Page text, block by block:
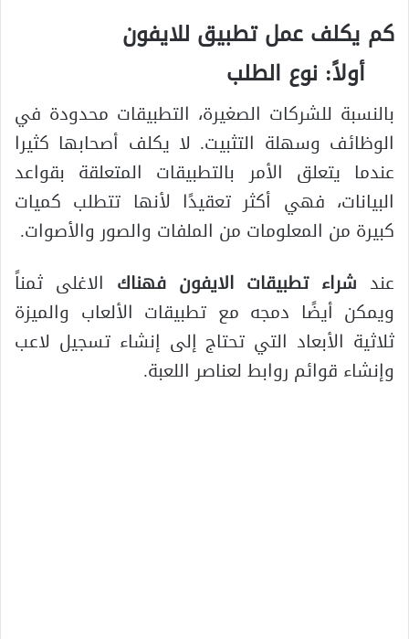
كم يكلف عمل تطبيق للايفون
أولاً: نوع الطلب
بالنسبة للشركات الصغيرة، التطبيقات محدودة في
الوظائف وسهلة التثبيت. لا يكلف أصحابها كثيرا
عندما يتعلق الأمر بالتطبيقات المتعلقة بقواعد
البيانات، فهي أكثر تعقيدًا لأنها تتطلب كميات
كبيرة من المعلومات من الملفات والصور والأصوات.
عند شراء تطبيقات الايفون فهناك الاغلى ثمناً
ويمكن أيضًا دمجه مع تطبيقات الألعاب والميزة
ثلاثية الأبعاد التي تحتاج إلى إنشاء تسجيل لاعب
وإنشاء قوائم روابط لعناصر اللعبة.